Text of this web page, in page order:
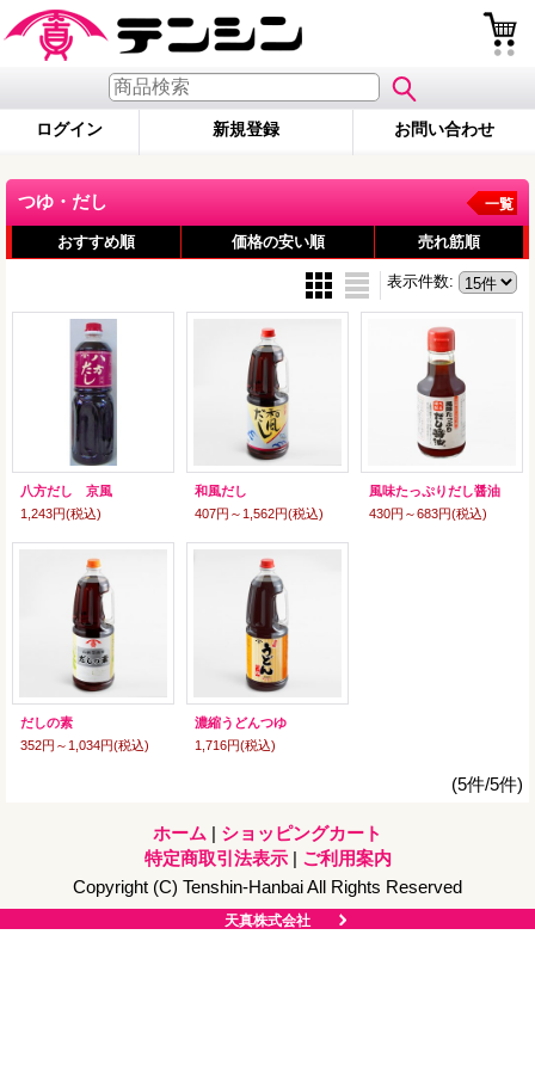
ログイン 新規登録 お問い合わせ
つゆ・だし 一覧
おすすめ順 価格の安い順 売れ筋順
表示件数:
八方だし 京風
1,243円(税込)
和風だし
407円～1,562円(税込)
風味たっぷりだし醤油
430円～683円(税込)
だしの素
352円～1,034円(税込)
濃縮うどんつゆ
1,716円(税込)
(5件/5件)
ホーム | ショッピングカート
特定商取引法表示 | ご利用案内
Copyright (C) Tenshin-Hanbai All Rights Reserved
天真株式会社